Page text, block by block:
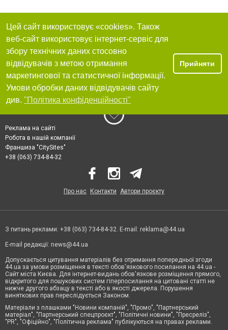
Цей сайт використовує «cookies». Також
веб-сайт використовує інтернет-сервіс для
збору технічних даних стосовно
відвідувачів з метою отримання
маркетингової та статистичної інформації.
Умови обробки даних відвідувачів сайту
див. "Політика конфіденційності"
Прийняти
Реклама на сайті
Робота в нашій компанії
Франшиза "CitySites"
+38 (063) 734-84-32
Про нас Контакти Автори проєкту
З питань реклами: +38 (063) 734-84-32. E-mail: reklama@44.ua
E-mail редакції: news@44.ua
Допускається цитування матеріалів без отримання попередньої згоди
44.ua за умови розміщення в тексті обов'язкового посилання на 44.ua -
Сайт міста Києва. Для інтернет-видань обов'язкове розміщення прямого,
відкритого для пошукових систем гіперпосилання на цитовані статті не
нижче другого абзацу в тексті або в якості джерела. Порушення
виняткових прав переслідується Законом.
Матеріали з плашками "Новини компаній", "Промо", "Партнерський
матеріал", "Партнерський спецпроєкт", "Політичні новини", "Пресреліз",
"PR", "Офіційно", "Політична реклама" публікуються на правах реклами.